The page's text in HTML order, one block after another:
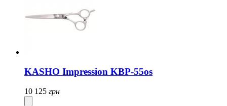
KASHO Impression KBP-55os
10 125 грн